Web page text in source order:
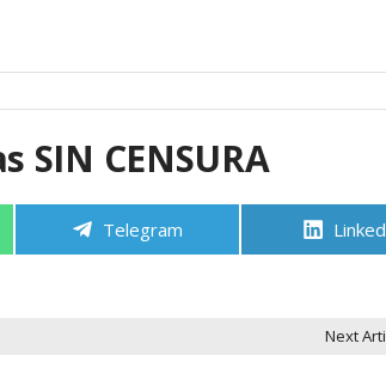
SIN CENSURA
Compartir
Telegram
Next